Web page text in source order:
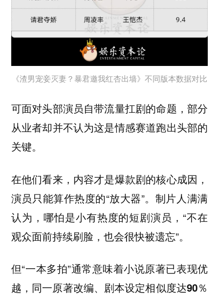
《渣男宠妾灭妻？暴君邀我红杏出墙》不同版本数据对比
可面对头部演员自带流量扛剧的命题，部分
从业者却并不认为这是情感赛道跑出头部的
关键。
在他们看来，内容才是爆款剧的核心成因，
演员只能算作热度的“放大器”。制片人满满
认为，哪怕是小有热度的短剧演员，“不在
观众面前持续刷脸，也会很快被遗忘”。
但“一本多拍”通常意味着小说原著已表现优
越， 同一原著改编、剧本设定相似度达90％